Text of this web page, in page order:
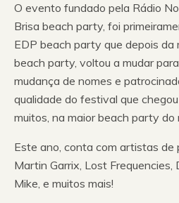
O evento fundado pela Rádio
Brisa beach party, foi
EDP beach party que depois da
beach party, voltou a mudar
mudança de nomes e
qualidade do festival que
muitos, na maior beach party do
Este ano, conta com artistas de
Martin Garrix, Lost Frequencies,
Mike, e muitos mais!